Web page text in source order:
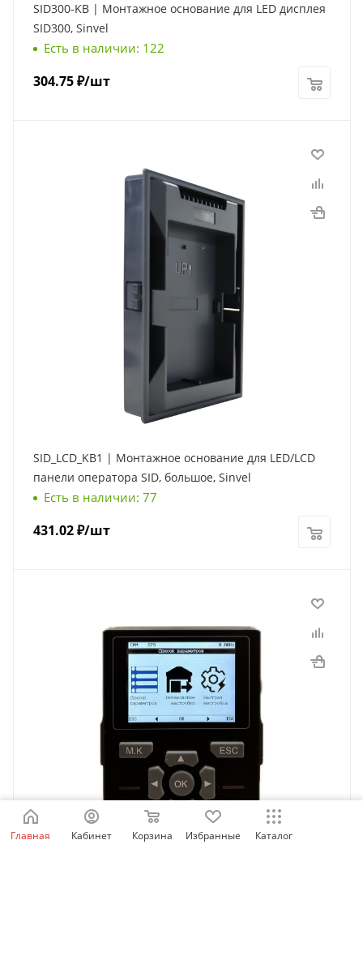
SID300-KB | Монтажное основание для LED дисплея
SID300, Sinvel
Есть в наличии: 122
304.75₽/шт
SID_LCD_KB1 | Монтажное основание для LED/LCD
панели оператора SID, большое, Sinvel
Есть в наличии: 77
431.02₽/шт
Главная Кабинет Корзина Избранные Каталог